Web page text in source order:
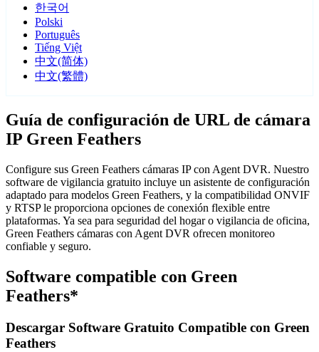
한국어
Polski
Português
Tiếng Việt
中文(简体)
中文(繁體)
Guía de configuración de URL de cámara
IP Green Feathers
Configure sus Green Feathers cámaras IP con Agent DVR. Nuestro
software de vigilancia gratuito incluye un asistente de configuración
adaptado para modelos Green Feathers, y la compatibilidad ONVIF
y RTSP le proporciona opciones de conexión flexible entre
plataformas. Ya sea para seguridad del hogar o vigilancia de oficina,
Green Feathers cámaras con Agent DVR ofrecen monitoreo
confiable y seguro.
Software compatible con Green
Feathers*
Descargar Software Gratuito Compatible con Green
Feathers